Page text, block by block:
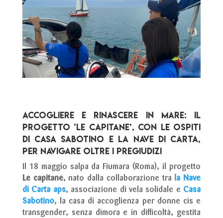
Accogliere e rinascere in mare: il
progetto ‘Le Capitane’, con le ospiti
di Casa Sabotino e la Nave di Carta,
per navigare oltre i pregiudizi
Il 18 maggio salpa da Fiumara (Roma), il progetto
Le capitane, nato dalla collaborazione tra la Nave
di Carta aps, associazione di vela solidale e Casa
Sabotino, la casa di accoglienza per donne cis e
transgender, senza dimora e in difficoltà, gestita